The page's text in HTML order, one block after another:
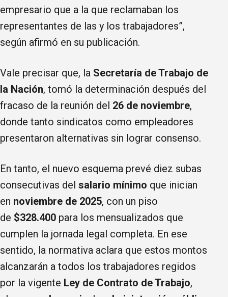
empresario que a la que reclamaban los
representantes de las y los trabajadores”,
según afirmó en su publicación.
Vale precisar que, la Secretaría de Trabajo de
la Nación, tomó la determinación después del
fracaso de la reunión del 26 de noviembre,
donde tanto sindicatos como empleadores
presentaron alternativas sin lograr consenso.
En tanto, el nuevo esquema prevé diez subas
consecutivas del salario mínimo que inician
en noviembre de 2025, con un piso
de $328.400 para los mensualizados que
cumplen la jornada legal completa. En ese
sentido, la normativa aclara que estos montos
alcanzarán a todos los trabajadores regidos
por la vigente Ley de Contrato de Trabajo,